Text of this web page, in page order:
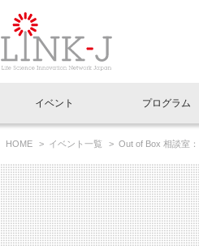
イベントお知らせメール登録
イベント
イベント一覧
LINK-J主催・共催 特
LINK-J協賛・協力 出
プログラム
Out of Box相談室
インタビュー・コラム一覧
スペシャルインタビュー
連載コラム
ニュース一覧
トピック プ
メディア情報 海
理事長挨拶
国内外連携
組織概要
特別会員一覧
専用メニューはこちら
ラウンジ・会議室
アクセス
HOME イベント一覧 Out of Box 相談室